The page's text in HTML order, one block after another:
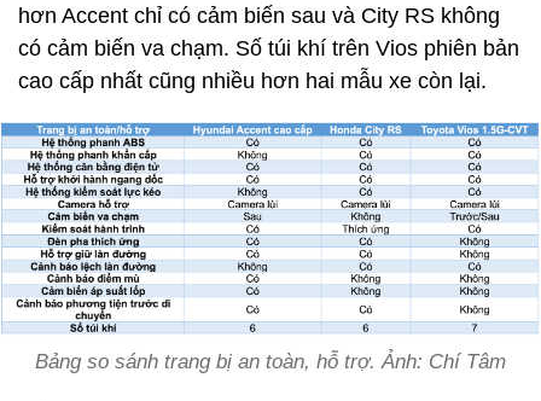
hơn Accent chỉ có cảm biến sau và City RS không
có cảm biến va chạm. Số túi khí trên Vios phiên bản
cao cấp nhất cũng nhiều hơn hai mẫu xe còn lại.
Bảng so sánh trang bị an toàn, hỗ trợ. Ảnh: Chí Tâm